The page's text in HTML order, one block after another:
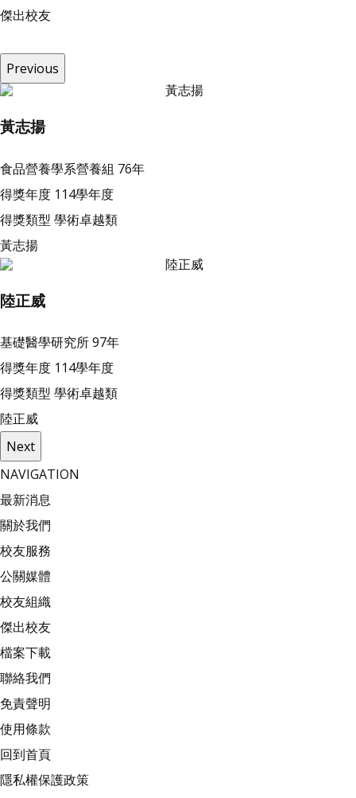
傑出校友
Previous
黃志揚
食品營養學系營養組 76年
得獎年度 114學年度
得獎類型 學術卓越類
黃志揚
陸正威
基礎醫學研究所97年
得獎年度 114學年度
得獎類型 學術卓越類
陸正威
Next
NAVIGATION
最新消息
關於我們
校友服務
公關媒體
校友組織
傑出校友
檔案下載
聯絡我們
免責聲明
使用條款
回到首頁
隱私權保護政策